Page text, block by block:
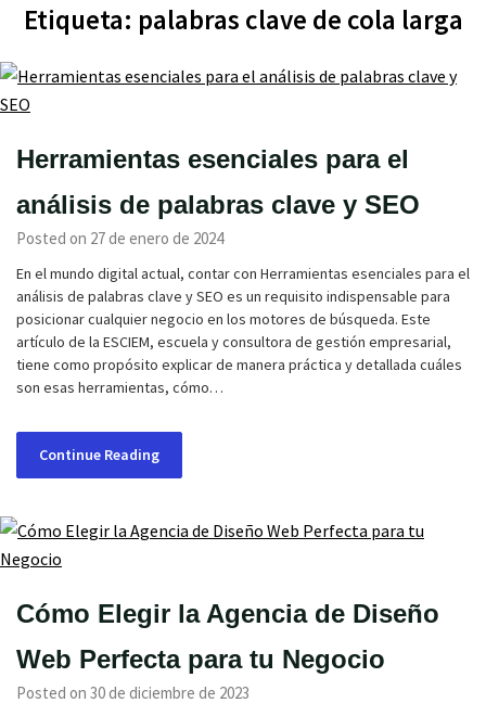
Etiqueta: palabras clave de cola larga
Herramientas esenciales para el
análisis de palabras clave y SEO
Posted on 27 de enero de 2024
En el mundo digital actual, contar con Herramientas esenciales para el
análisis de palabras clave y SEO es un requisito indispensable para
posicionar cualquier negocio en los motores de búsqueda. Este
artículo de la ESCIEM, escuela y consultora de gestión empresarial,
tiene como propósito explicar de manera práctica y detallada cuáles
son esas herramientas, cómo…
Continue Reading
Cómo Elegir la Agencia de Diseño
Web Perfecta para tu Negocio
Posted on 30 de diciembre de 2023